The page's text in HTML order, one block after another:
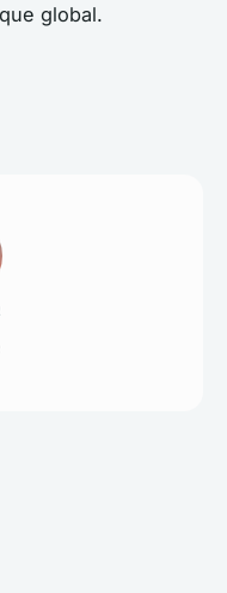
global.